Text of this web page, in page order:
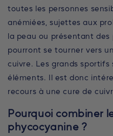
toutes les personnes
anémiées, sujettes aux
la peau ou présentant des
pourront se tourner vers
cuivre. Les grands
éléments. Il est donc
recours à une cure de
Pourquoi combiner
phycocyanine ?